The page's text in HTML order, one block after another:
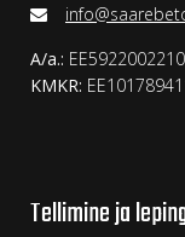
A/a.:
KMKR:
Tellimine ja